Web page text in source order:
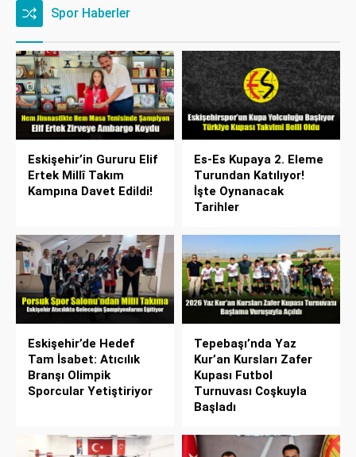
Spor Haberler
Eskişehir’in Gururu Elif
Ertek Millî Takım
Kampına Davet Edildi!
Es-Es Kupaya 2. Eleme
Turundan Katılıyor!
İşte Oynanacak
Tarihler
Eskişehir’de Hedef
Tam İsabet: Atıcılık
Branşı Olimpik
Sporcular Yetiştiriyor
Tepebaşı’nda Yaz
Kur’an Kursları Zafer
Kupası Futbol
Turnuvası Coşkuyla
Başladı